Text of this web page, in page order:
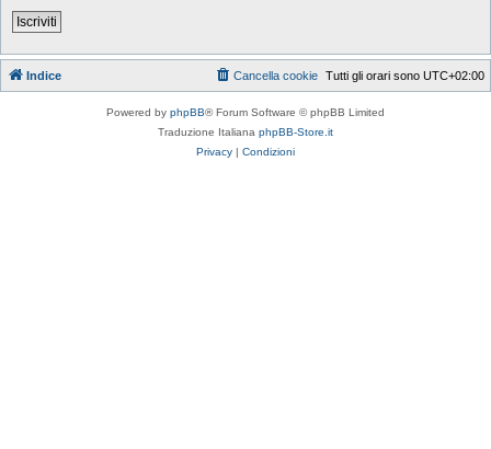
Iscriviti
Indice Tutti gli orari sono UTC+02:00
Cancella cookie
Powered by phpBB® Forum Software © phpBB Limited
Traduzione Italiana phpBB-Store.it
Privacy | Condizioni